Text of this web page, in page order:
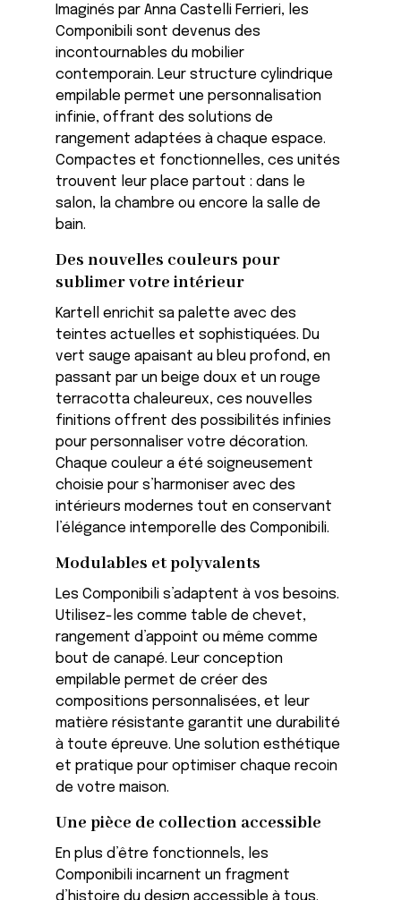
Imaginés par Anna Castelli Ferrieri, les
Componibili sont devenus des
incontournables du mobilier
contemporain. Leur structure cylindrique
empilable permet une personnalisation
infinie, offrant des solutions de
rangement adaptées à chaque espace.
Compactes et fonctionnelles, ces unités
trouvent leur place partout : dans le
salon, la chambre ou encore la salle de
bain.
Des nouvelles couleurs pour
sublimer votre intérieur
Kartell enrichit sa palette avec des
teintes actuelles et sophistiquées. Du
vert sauge apaisant au bleu profond, en
passant par un beige doux et un rouge
terracotta chaleureux, ces nouvelles
finitions offrent des possibilités infinies
pour personnaliser votre décoration.
Chaque couleur a été soigneusement
choisie pour s’harmoniser avec des
intérieurs modernes tout en conservant
l’élégance intemporelle des Componibili.
Modulables et polyvalents
Les Componibili s’adaptent à vos besoins.
Utilisez-les comme table de chevet,
rangement d’appoint ou même comme
bout de canapé. Leur conception
empilable permet de créer des
compositions personnalisées, et leur
matière résistante garantit une durabilité
à toute épreuve. Une solution esthétique
et pratique pour optimiser chaque recoin
de votre maison.
Une pièce de collection accessible
En plus d’être fonctionnels, les
Componibili incarnent un fragment
d’histoire du design accessible à tous.